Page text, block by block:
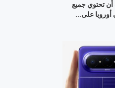
2027، يجب أن تحتوي جميع
أوروبا على...